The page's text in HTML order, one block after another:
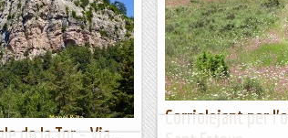
Corriolejant per